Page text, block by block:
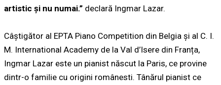
artistic și nu numai.” declară Ingmar Lazar.
Câştigător al EPTA Piano Competition din Belgia şi al C. I.
M. International Academy de la Val d’Isere din Franța,
Ingmar Lazar este un pianist născut la Paris, ce provine
dintr-o familie cu origini românesti. Tânărul pianist ce